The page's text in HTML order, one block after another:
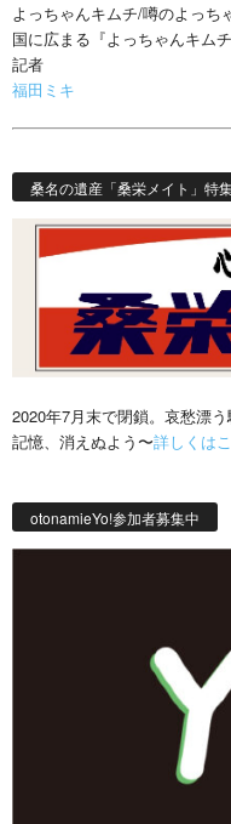
よっちゃんキムチ/噂のよっち
国に広まる『よっちゃんキム
記者
福田ミキ
桑名の遺産「桑栄メイト」特
2020年7月末で閉鎖。哀愁漂
記憶、消えぬよう〜詳しくは
otonamieYo!参加者募集中